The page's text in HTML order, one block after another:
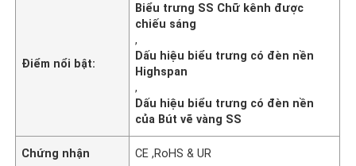
Điểm nổi bật:
Biểu trưng SS Chữ kênh được
chiếu sáng
,
Dấu hiệu biểu trưng có đèn nền
Highspan
,
Dấu hiệu biểu trưng có đèn nền
của Bút vẽ vàng SS
Chứng nhận CE ,RoHS & UR